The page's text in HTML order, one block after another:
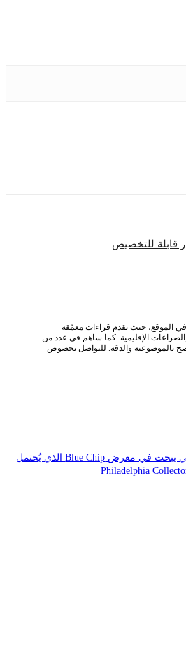
الموقع، حيث يقدم قراءات معمّقة
الإقليمية. كما ساهم في عدد من
واضح بالموضوعية والدقة. للتواصل بخصوص
مكتب التحقيقات الفيدرالي يبحث في معرض Blue Chip الذي يُحتمل